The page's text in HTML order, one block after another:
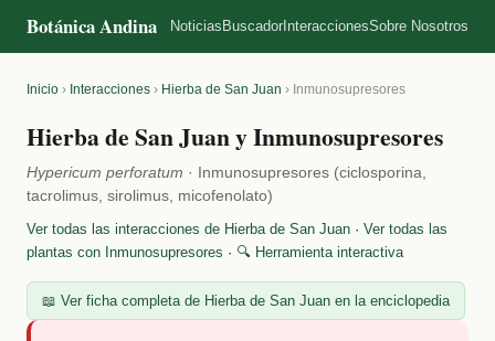
Botánica Andina Noticias Buscador InteraccionesSobre Nosotros
Inicio › Interacciones › Hierba de San Juan › Inmunosupresores
Hierba de San Juan y Inmunosupresores
Hypericum perforatum · Inmunosupresores (ciclosporina,
tacrolimus, sirolimus, micofenolato)
Ver todas las interacciones de Hierba de San Juan · Ver todas las
plantas con Inmunosupresores · 🔍 Herramienta interactiva
📖 Ver ficha completa de Hierba de San Juan en la enciclopedia